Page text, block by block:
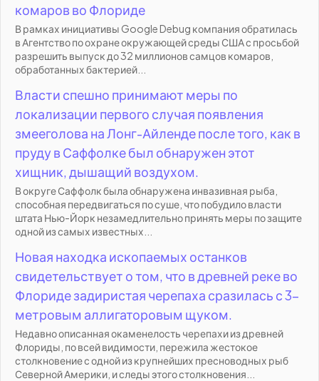
комаров во Флориде
В рамках инициативы Google Debug компания обратилась
в Агентство по охране окружающей среды США с просьбой
разрешить выпуск до 32 миллионов самцов комаров,
обработанных бактерией...
Власти спешно принимают меры по
локализации первого случая появления
змееголова на Лонг-Айленде после того, как в
пруду в Саффолке был обнаружен этот
хищник, дышащий воздухом.
В округе Саффолк была обнаружена инвазивная рыба,
способная передвигаться по суше, что побудило власти
штата Нью-Йорк незамедлительно принять меры по защите
одной из самых известных...
Новая находка ископаемых останков
свидетельствует о том, что в древней реке во
Флориде задиристая черепаха сразилась с 3-
метровым аллигаторовым щуком.
Недавно описанная окаменелость черепахи из древней
Флориды, по всей видимости, пережила жестокое
столкновение с одной из крупнейших пресноводных рыб
Северной Америки, и следы этого столкновения...